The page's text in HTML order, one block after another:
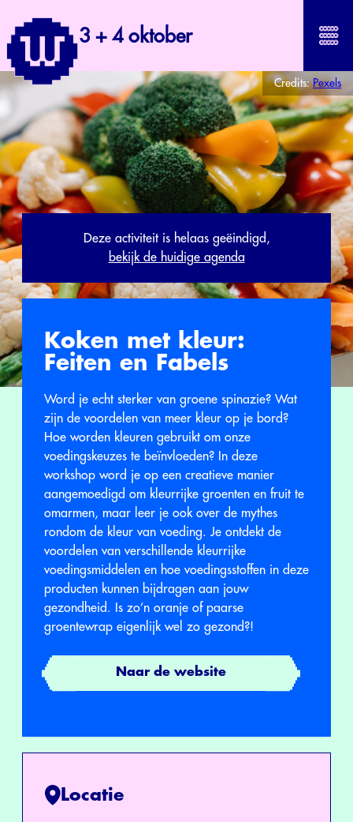
3 + 4 oktober
Credits:Pexels
Deze activiteit is helaas geëindigd,
bekijk de huidige agenda
Koken met kleur:
Feiten en Fabels
Word je echt sterker van groene spinazie? Wat
zijn de voordelen van meer kleur op je bord?
Hoe worden kleuren gebruikt om onze
voedingskeuzes te beïnvloeden? In deze
workshop word je op een creatieve manier
aangemoedigd om kleurrijke groenten en fruit te
omarmen, maar leer je ook over de mythes
rondom de kleur van voeding. Je ontdekt de
voordelen van verschillende kleurrijke
voedingsmiddelen en hoe voedingsstoffen in deze
producten kunnen bijdragen aan jouw
gezondheid. Is zo’n oranje of paarse
groentewrap eigenlijk wel zo gezond?!
Naar de website
Locatie